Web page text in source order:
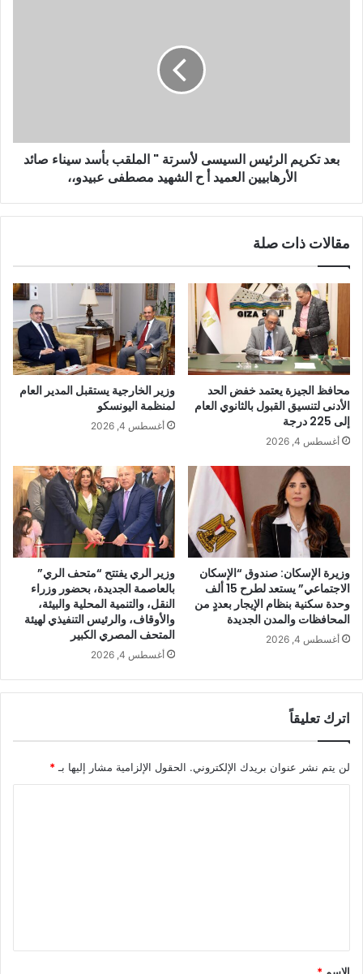
بعد تكريم الرئيس السيسى لأسرتة " الملقب بأسد سيناء صائد
الأرهابيين العميد أ ح الشهيد مصطفى عبيدو،،
مقالات ذات صلة
محافظ الجيزة يعتمد خفض الحد
الأدنى لتنسيق القبول بالثانوي العام
إلى 225 درجة
أغسطس 4, 2026
وزير الخارجية يستقبل المدير العام
لمنظمة اليونسكو
أغسطس 4, 2026
وزيرة الإسكان: صندوق “الإسكان
الاجتماعي” يستعد لطرح 15 ألف
وحدة سكنية بنظام الإيجار بعددٍ من
المحافظات والمدن الجديدة
أغسطس 4, 2026
وزير الري يفتتح “متحف الري”
بالعاصمة الجديدة، بحضور وزراء
النقل، والتنمية المحلية والبيئة،
والأوقاف، والرئيس التنفيذي لهيئة
المتحف المصري الكبير
أغسطس 4, 2026
اترك تعليقاً
لن يتم نشر عنوان بريدك الإلكتروني. الحقول الإلزامية مشار إليها بـ *
*